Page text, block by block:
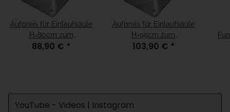
Aufpreis für Einlaufsäule
H=80cm zum
Aufschrauben für
88,90 € *
Aufpreis für Einlaufsäule
H=95cm zum
Aufschrauben für
103,90 € *
YouTube - Videos | Instagram